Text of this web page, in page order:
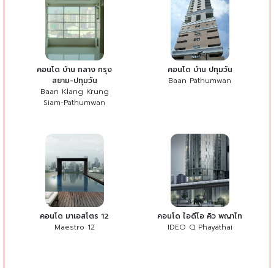
คอนโด บ้าน กลาง กรุง
สยาม-ปทุมวัน
Baan Klang Krung
Siam-Pathumwan
คอนโด บ้าน ปทุมวัน
Baan Pathumwan
คอนโด มาเอสโตร 12
Maestro 12
คอนโด ไอดีโอ คิว พญาไท
IDEO Q Phayathai